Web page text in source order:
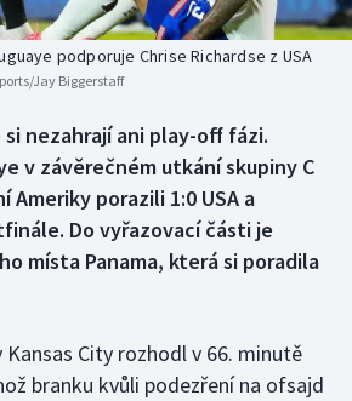
podporuje Chrise Richardse z USA
Jay Biggerstaff
si nezahrají ani play-off fázi.
v závěrečném utkání skupiny C
porazili 1:0 USA a
Do vyřazovací části je
místa Panama, která si poradila
Kansas City rozhodl v 66. minutě
branku kvůli podezření na ofsajd